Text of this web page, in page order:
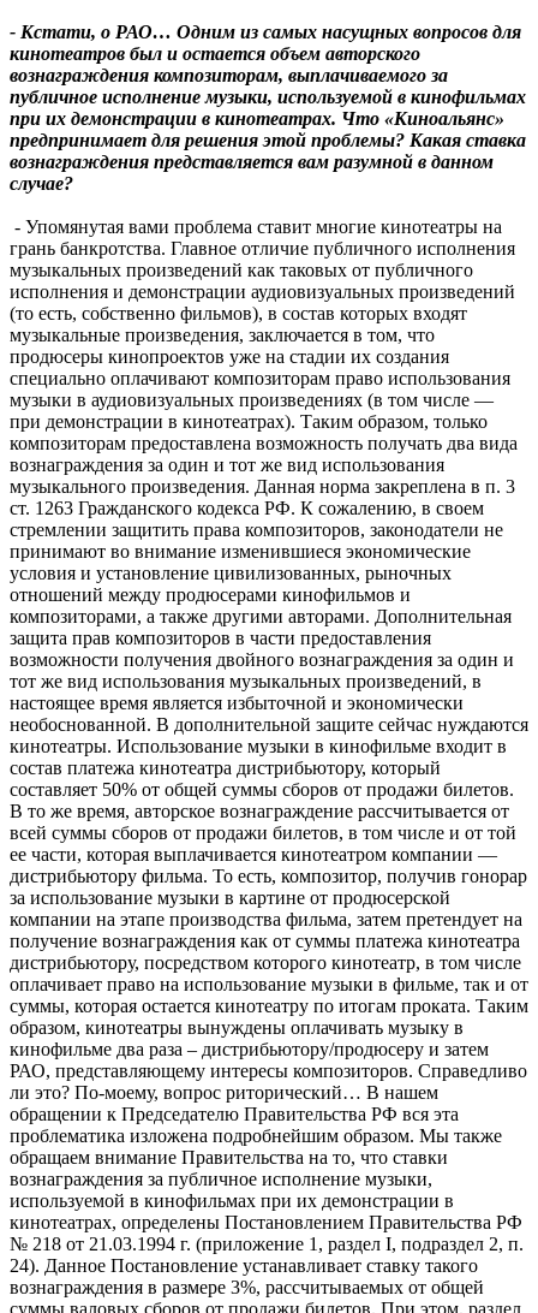
- Кстати, о РАО… Одним из самых насущных вопросов для
кинотеатров был и остается объем авторского
вознаграждения композиторам, выплачиваемого за
публичное исполнение музыки, используемой в кинофильмах
при их демонстрации в кинотеатрах. Что «Киноальянс»
предпринимает для решения этой проблемы? Какая ставка
вознаграждения представляется вам разумной в данном
случае?
- Упомянутая вами проблема ставит многие кинотеатры на
грань банкротства. Главное отличие публичного исполнения
музыкальных произведений как таковых от публичного
исполнения и демонстрации аудиовизуальных произведений
(то есть, собственно фильмов), в состав которых входят
музыкальные произведения, заключается в том, что
продюсеры кинопроектов уже на стадии их создания
специально оплачивают композиторам право использования
музыки в аудиовизуальных произведениях (в том числе —
при демонстрации в кинотеатрах). Таким образом, только
композиторам предоставлена возможность получать два вида
вознаграждения за один и тот же вид использования
музыкального произведения. Данная норма закреплена в п. 3
ст. 1263 Гражданского кодекса РФ. К сожалению, в своем
стремлении защитить права композиторов, законодатели не
принимают во внимание изменившиеся экономические
условия и установление цивилизованных, рыночных
отношений между продюсерами кинофильмов и
композиторами, а также другими авторами. Дополнительная
защита прав композиторов в части предоставления
возможности получения двойного вознаграждения за один и
тот же вид использования музыкальных произведений, в
настоящее время является избыточной и экономически
необоснованной. В дополнительной защите сейчас нуждаются
кинотеатры. Использование музыки в кинофильме входит в
состав платежа кинотеатра дистрибьютору, который
составляет 50% от общей суммы сборов от продажи билетов.
В то же время, авторское вознаграждение рассчитывается от
всей суммы сборов от продажи билетов, в том числе и от той
ее части, которая выплачивается кинотеатром компании —
дистрибьютору фильма. То есть, композитор, получив гонорар
за использование музыки в картине от продюсерской
компании на этапе производства фильма, затем претендует на
получение вознаграждения как от суммы платежа кинотеатра
дистрибьютору, посредством которого кинотеатр, в том числе
оплачивает право на использование музыки в фильме, так и от
суммы, которая остается кинотеатру по итогам проката. Таким
образом, кинотеатры вынуждены оплачивать музыку в
кинофильме два раза – дистрибьютору/продюсеру и затем
РАО, представляющему интересы композиторов. Справедливо
ли это? По-моему, вопрос риторический… В нашем
обращении к Председателю Правительства РФ вся эта
проблематика изложена подробнейшим образом. Мы также
обращаем внимание Правительства на то, что ставки
вознаграждения за публичное исполнение музыки,
используемой в кинофильмах при их демонстрации в
кинотеатрах, определены Постановлением Правительства РФ
№ 218 от 21.03.1994 г. (приложение 1, раздел I, подраздел 2, п.
24). Данное Постановление устанавливает ставку такого
вознаграждения в размере 3%, рассчитываемых от общей
суммы валовых сборов от продажи билетов. При этом, раздел